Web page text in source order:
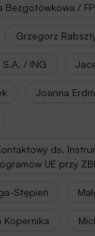
Bezgotówkowa /
Grzegorz
S.A. / ING
Joanna
ds.
UE przy
Stępień
Kopernika